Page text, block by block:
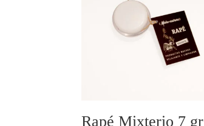
Rapé Mixterio 7 gr